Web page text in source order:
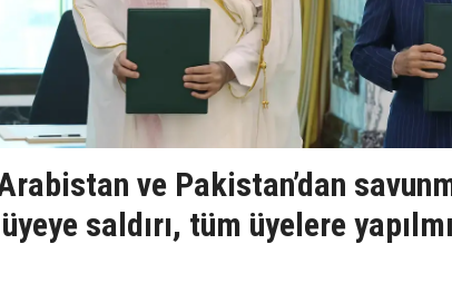
ve Pakistan’dan
saldırı, tüm üyelere